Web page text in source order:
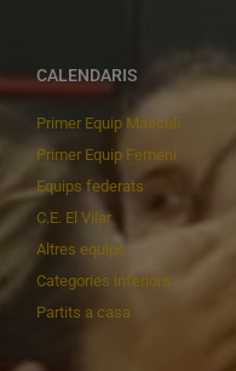
CALENDARIS
Primer Equip Masculí
Primer Equip Femení
Equips federats
C.E. El Vilar
Altres equips
Categories inferiors
Partits a casa